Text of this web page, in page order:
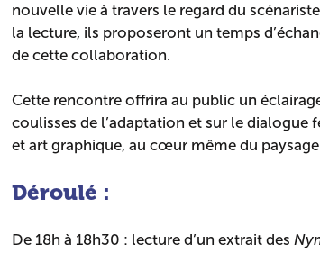
nouvelle vie à travers le regard du
la lecture, ils proposeront un temps
de cette collaboration.
Cette rencontre offrira au public un
coulisses de l’adaptation et sur le dialogue
et art graphique, au cœur même du
Déroulé :
De 18h à 18h30 : lecture d’un extrait des